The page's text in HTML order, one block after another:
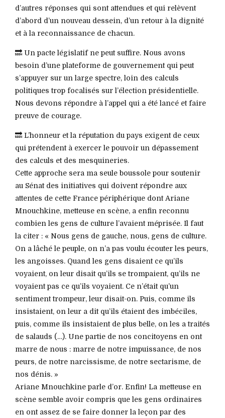
d’autres réponses qui sont attendues et qui relèvent
d’abord d’un nouveau dessein, d’un retour à la dignité
et à la reconnaissance de chacun.
🔜 Un pacte législatif ne peut suffire. Nous avons
besoin d’une plateforme de gouvernement qui peut
s’appuyer sur un large spectre, loin des calculs
politiques trop focalisés sur l’élection présidentielle.
Nous devons répondre à l’appel qui a été lancé et faire
preuve de courage.
🔜 L’honneur et la réputation du pays exigent de ceux
qui prétendent à exercer le pouvoir un dépassement
des calculs et des mesquineries.
Cette approche sera ma seule boussole pour soutenir
au Sénat des initiatives qui doivent répondre aux
attentes de cette France périphérique dont Ariane
Mnouchkine, metteuse en scène, a enfin reconnu
combien les gens de culture l’avaient méprisée. Il faut
la citer : « Nous gens de gauche, nous, gens de culture.
On a lâché le peuple, on n’a pas voulu écouter les peurs,
les angoisses. Quand les gens disaient ce qu’ils
voyaient, on leur disait qu’ils se trompaient, qu’ils ne
voyaient pas ce qu’ils voyaient. Ce n’était qu’un
sentiment trompeur, leur disait-on. Puis, comme ils
insistaient, on leur a dit qu’ils étaient des imbéciles,
puis, comme ils insistaient de plus belle, on les a traités
de salauds (…). Une partie de nos concitoyens en ont
marre de nous : marre de notre impuissance, de nos
peurs, de notre narcissisme, de notre sectarisme, de
nos dénis. »
Ariane Mnouchkine parle d’or. Enfin! La metteuse en
scène semble avoir compris que les gens ordinaires
en ont assez de se faire donner la leçon par des